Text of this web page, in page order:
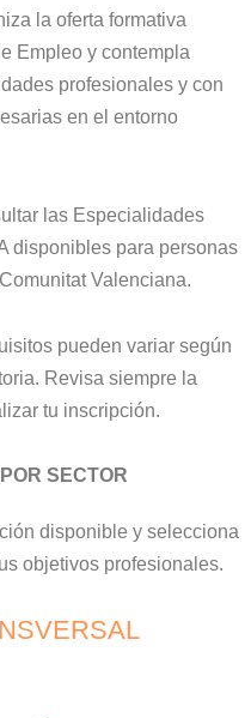
la oferta formativa
Empleo y contempla
profesionales y con
en el entorno
las Especialidades
disponibles para personas
Valenciana.
pueden variar según
Revisa siempre la
tu inscripción.
SECTOR
disponible y selecciona
objetivos profesionales.